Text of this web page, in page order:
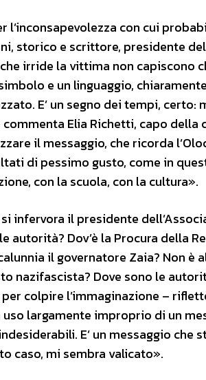
l’inconsapevolezza con cui
storico e scrittore, presidente
irride la vittima non capiscono
e un linguaggio,
E’ un segno dei tempi, certo:
Elia Richetti, capo della
il messaggio, che ricorda
di pessimo gusto, come in
con la scuola, con la cultura».
infervora il presidente
autorità? Dov’è la Procura della
il governatore Zaia? Non
nazifascista? Dove sono le
colpire l’immaginazione –
largamente improprio di un
E’ un messaggio che
caso, mi sembra valicato».